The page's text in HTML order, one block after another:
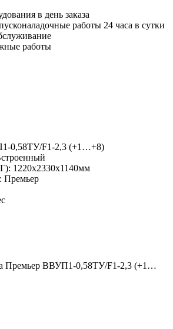
в день заказа
работы 24 часа в сутки
работы
0,58ТУ/F1-2,3 (+1…+8)
1220x2330x1140мм
Премьер
Премьер ВВУП1-0,58ТУ/F1-2,3 (+1…